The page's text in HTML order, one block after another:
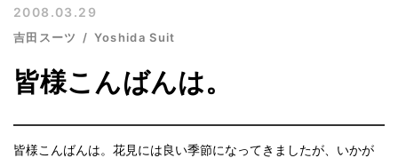
2008.03.29
吉田スーツ Yoshida Suit
皆様こんばんは。
皆様こんばんは。花見には良い季節になってきましたが、いかが